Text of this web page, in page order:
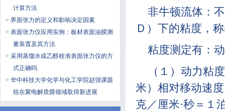
计算方法
> 界面张力的定义和影响决定因素
> 表面张力仪应用实例：板材表面油膜测
量装置及其方法
> 采用蒸馏水或乙醇校准表面张力仪的方
式正确吗
> 华中科技大学化学与化工学院赵强课题
组在聚电解质膜领域取得新进展
非牛顿流体：
Ｄ）下的粘度，
粘度测定有：
（１）动力粘
米）相对移动速
克／厘米·秒＝１